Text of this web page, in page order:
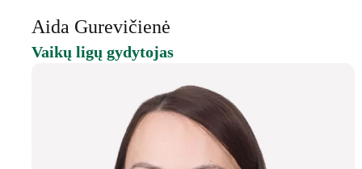
Aida Gurevičienė
Vaikų ligų gydytojas